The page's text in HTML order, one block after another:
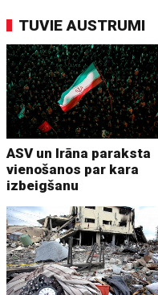
TUVIE AUSTRUMI
ASV un Irāna paraksta
vienošanos par kara
izbeigšanu